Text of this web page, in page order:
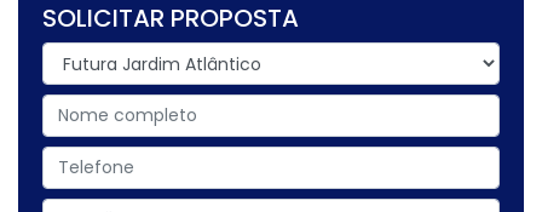
SOLICITAR PROPOSTA